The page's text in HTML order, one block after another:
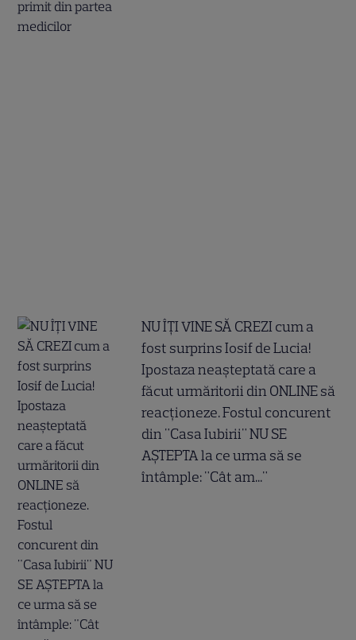
NU ÎȚI VINE SĂ CREZI cum a
fost surprins Iosif de Lucia!
Ipostaza neașteptată care a
făcut urmăritorii din ONLINE să
reacționeze. Fostul concurent
din "Casa Iubirii" NU SE
AȘTEPTA la ce urma să se
întâmple: "Cât am..."